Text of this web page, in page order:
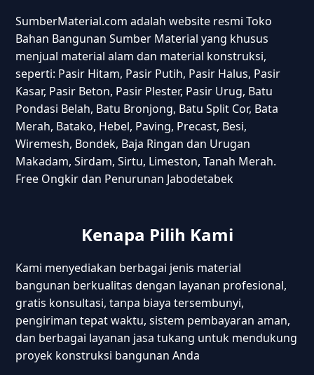
SumberMaterial.com adalah website resmi Toko
Bahan Bangunan Sumber Material yang khusus
menjual material alam dan material konstruksi,
seperti: Pasir Hitam, Pasir Putih, Pasir Halus, Pasir
Kasar, Pasir Beton, Pasir Plester, Pasir Urug, Batu
Pondasi Belah, Batu Bronjong, Batu Split Cor, Bata
Merah, Batako, Hebel, Paving, Precast, Besi,
Wiremesh, Bondek, Baja Ringan dan Urugan
Makadam, Sirdam, Sirtu, Limeston, Tanah Merah.
Free Ongkir dan Penurunan Jabodetabek
Kenapa Pilih Kami
Kami menyediakan berbagai jenis material
bangunan berkualitas dengan layanan profesional,
gratis konsultasi, tanpa biaya tersembunyi,
pengiriman tepat waktu, sistem pembayaran aman,
dan berbagai layanan jasa tukang untuk mendukung
proyek konstruksi bangunan Anda